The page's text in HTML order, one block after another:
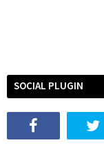
SOCIAL PLUGIN